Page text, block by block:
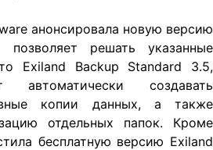
анонсировала новую версию
позволяет решать указанные
Exiland Backup Standard 3.5,
автоматически создавать
копии данных, а также
отдельных папок. Кроме
бесплатную версию Exiland